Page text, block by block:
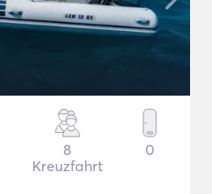
8
Kreuzfahrt
0